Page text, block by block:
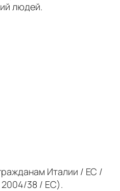
людей.
Италии / ЕС /
38 / EC).